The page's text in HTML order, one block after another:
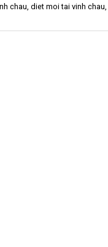
chau, diet moi tai vinh chau,